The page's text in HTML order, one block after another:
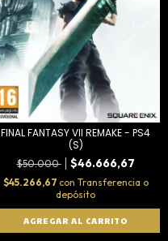
FINAL FANTASY VII REMAKE - PS4
(S)
$50.000 $46.666,67
$45.266,67 con Transferencia o
depósito